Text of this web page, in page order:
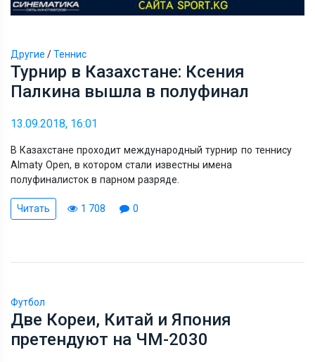
Другие /Теннис
Турнир в Казахстане: Ксения
Палкина вышла в полуфинал
13.09.2018, 16:01
В Казахстане проходит международный турнир по теннису
Almaty Open, в котором стали известны имена
полуфиналисток в парном разряде.
Читать 1 708 0
Футбол
Две Кореи, Китай и Япония
претендуют на ЧМ-2030